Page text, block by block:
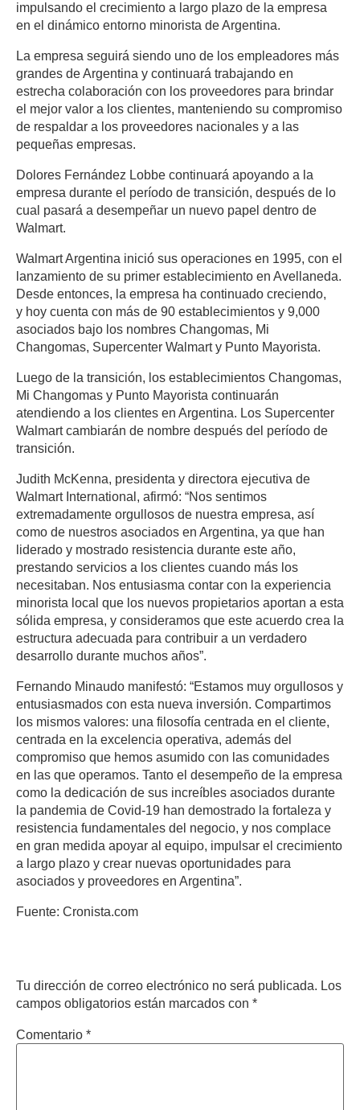
impulsando el crecimiento a largo plazo de la empresa
en el dinámico entorno minorista de Argentina.
La empresa seguirá siendo uno de los empleadores más
grandes de Argentina y continuará trabajando en
estrecha colaboración con los proveedores para brindar
el mejor valor a los clientes, manteniendo su compromiso
de respaldar a los proveedores nacionales y a las
pequeñas empresas.
Dolores Fernández Lobbe continuará apoyando a la
empresa durante el período de transición, después de lo
cual pasará a desempeñar un nuevo papel dentro de
Walmart.
Walmart Argentina inició sus operaciones en 1995, con el
lanzamiento de su primer establecimiento en Avellaneda.
Desde entonces, la empresa ha continuado creciendo,
y hoy cuenta con más de 90 establecimientos y 9,000
asociados bajo los nombres Changomas, Mi
Changomas, Supercenter Walmart y Punto Mayorista.
Luego de la transición, los establecimientos Changomas,
Mi Changomas y Punto Mayorista continuarán
atendiendo a los clientes en Argentina. Los Supercenter
Walmart cambiarán de nombre después del período de
transición.
Judith McKenna, presidenta y directora ejecutiva de
Walmart International, afirmó: “Nos sentimos
extremadamente orgullosos de nuestra empresa, así
como de nuestros asociados en Argentina, ya que han
liderado y mostrado resistencia durante este año,
prestando servicios a los clientes cuando más los
necesitaban. Nos entusiasma contar con la experiencia
minorista local que los nuevos propietarios aportan a esta
sólida empresa, y consideramos que este acuerdo crea la
estructura adecuada para contribuir a un verdadero
desarrollo durante muchos años”.
Fernando Minaudo manifestó: “Estamos muy orgullosos y
entusiasmados con esta nueva inversión. Compartimos
los mismos valores: una filosofía centrada en el cliente,
centrada en la excelencia operativa, además del
compromiso que hemos asumido con las comunidades
en las que operamos. Tanto el desempeño de la empresa
como la dedicación de sus increíbles asociados durante
la pandemia de Covid-19 han demostrado la fortaleza y
resistencia fundamentales del negocio, y nos complace
en gran medida apoyar al equipo, impulsar el crecimiento
a largo plazo y crear nuevas oportunidades para
asociados y proveedores en Argentina”.
Fuente: Cronista.com
Tu dirección de correo electrónico no será publicada. Los
campos obligatorios están marcados con *
Comentario *